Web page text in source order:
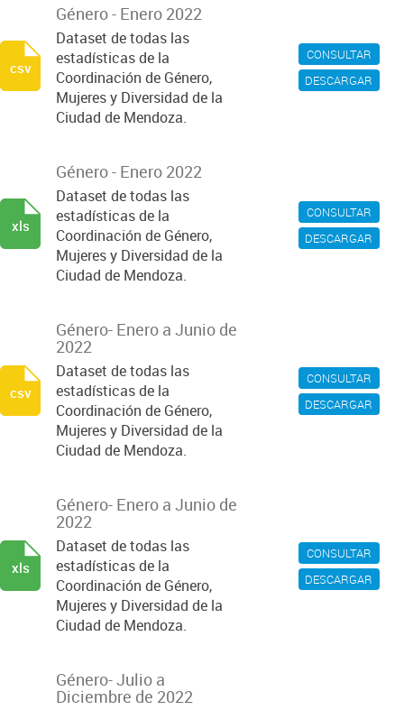
CONSULTAR
DESCARGAR
Género - Enero 2022
Dataset de todas las
estadísticas de la
Coordinación de Género,
Mujeres y Diversidad de la
Ciudad de Mendoza.
csv
CONSULTAR
DESCARGAR
Género - Enero 2022
Dataset de todas las
estadísticas de la
Coordinación de Género,
Mujeres y Diversidad de la
Ciudad de Mendoza.
xls
CONSULTAR
DESCARGAR
Género- Enero a Junio de
2022
Dataset de todas las
estadísticas de la
Coordinación de Género,
Mujeres y Diversidad de la
Ciudad de Mendoza.
csv
CONSULTAR
DESCARGAR
Género- Enero a Junio de
2022
Dataset de todas las
estadísticas de la
Coordinación de Género,
Mujeres y Diversidad de la
Ciudad de Mendoza.
xls
Género- Julio a
Diciembre de 2022